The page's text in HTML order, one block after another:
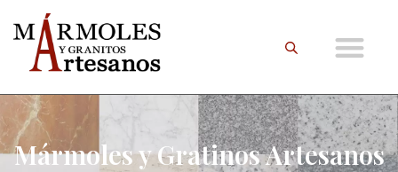
Mármoles y Gratinos Artesanos